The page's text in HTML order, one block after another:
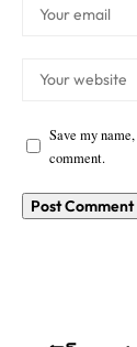
Save my
comment.